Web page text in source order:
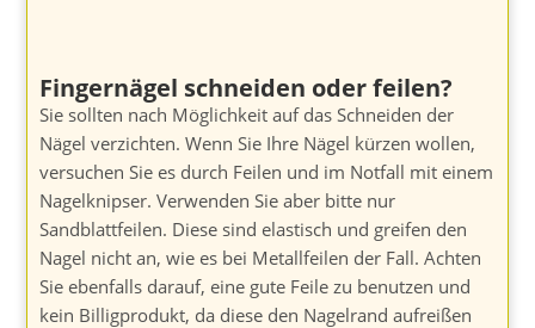
Fingernägel schneiden oder feilen?
Sie sollten nach Möglichkeit auf das Schneiden der
Nägel verzichten. Wenn Sie Ihre Nägel kürzen wollen,
versuchen Sie es durch Feilen und im Notfall mit einem
Nagelknipser. Verwenden Sie aber bitte nur
Sandblattfeilen. Diese sind elastisch und greifen den
Nagel nicht an, wie es bei Metallfeilen der Fall. Achten
Sie ebenfalls darauf, eine gute Feile zu benutzen und
kein Billigprodukt, da diese den Nagelrand aufreißen